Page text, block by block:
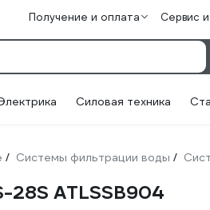
Получение и оплата Сервис
Силовая техника
/ Системы фильтрации воды /
28S ATLSSB904